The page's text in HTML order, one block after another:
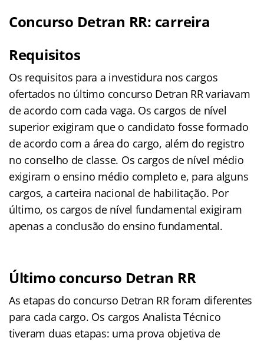
Concurso Detran RR: carreira
Requisitos
Os requisitos para a investidura nos cargos
ofertados no último concurso Detran RR variavam
de acordo com cada vaga. Os cargos de nível
superior exigiram que o candidato fosse formado
de acordo com a área do cargo, além do registro
no conselho de classe. Os cargos de nível médio
exigiram o ensino médio completo e, para alguns
cargos, a carteira nacional de habilitação. Por
último, os cargos de nível fundamental exigiram
apenas a conclusão do ensino fundamental.
Último concurso Detran RR
As etapas do concurso Detran RR foram diferentes
para cada cargo. Os cargos Analista Técnico
tiveram duas etapas: uma prova objetiva de